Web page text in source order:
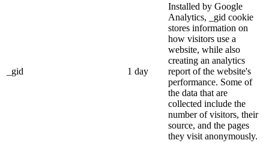
_gid 1 day
Installed by Google
Analytics, _gid cookie
stores information on
how visitors use a
website, while also
creating an analytics
report of the website's
performance. Some of
the data that are
collected include the
number of visitors, their
source, and the pages
they visit anonymously.